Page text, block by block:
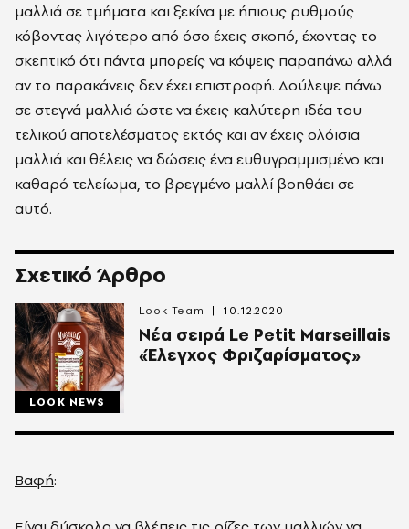
μαλλιά σε τμήματα και ξεκίνα με ήπιους ρυθμούς
κόβοντας λιγότερο από όσο έχεις σκοπό, έχοντας το
σκεπτικό ότι πάντα μπορείς να κόψεις παραπάνω αλλά
αν το παρακάνεις δεν έχει επιστροφή. Δούλεψε πάνω
σε στεγνά μαλλιά ώστε να έχεις καλύτερη ιδέα του
τελικού αποτελέσματος εκτός και αν έχεις ολόισια
μαλλιά και θέλεις να δώσεις ένα ευθυγραμμισμένο και
καθαρό τελείωμα, το βρεγμένο μαλλί βοηθάει σε
αυτό.
Σχετικό Άρθρο
LOOK NEWS
Νέα σειρά Le Petit Marseillais
«Έλεγχος Φριζαρίσματος»
Look Team 10.12.2020
Βαφή: